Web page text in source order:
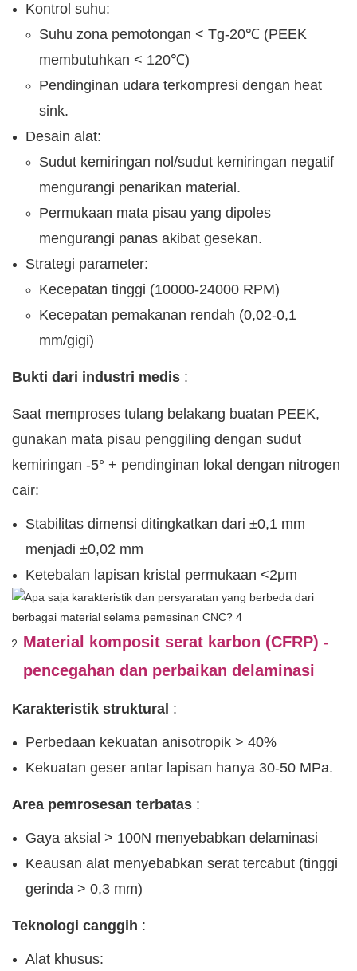
Kontrol suhu:
Suhu zona pemotongan < Tg-20℃ (PEEK
membutuhkan < 120℃)
Pendinginan udara terkompresi dengan heat
sink.
Desain alat:
Sudut kemiringan nol/sudut kemiringan negatif
mengurangi penarikan material.
Permukaan mata pisau yang dipoles
mengurangi panas akibat gesekan.
Strategi parameter:
Kecepatan tinggi (10000-24000 RPM)
Kecepatan pemakanan rendah (0,02-0,1
mm/gigi)
Bukti dari industri medis :
Saat memproses tulang belakang buatan PEEK,
gunakan mata pisau penggiling dengan sudut
kemiringan -5° + pendinginan lokal dengan nitrogen
cair:
Stabilitas dimensi ditingkatkan dari ±0,1 mm
menjadi ±0,02 mm
Ketebalan lapisan kristal permukaan <2μm
Material komposit serat karbon (CFRP) -
pencegahan dan perbaikan delaminasi
Karakteristik struktural :
Perbedaan kekuatan anisotropik > 40%
Kekuatan geser antar lapisan hanya 30-50 MPa.
Area pemrosesan terbatas :
Gaya aksial > 100N menyebabkan delaminasi
Keausan alat menyebabkan serat tercabut (tinggi
gerinda > 0,3 mm)
Teknologi canggih :
Alat khusus: